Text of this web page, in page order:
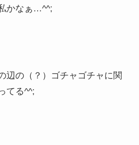
かなぁ…^^;
辺の（？）ゴチャゴチャに関
てる^^;